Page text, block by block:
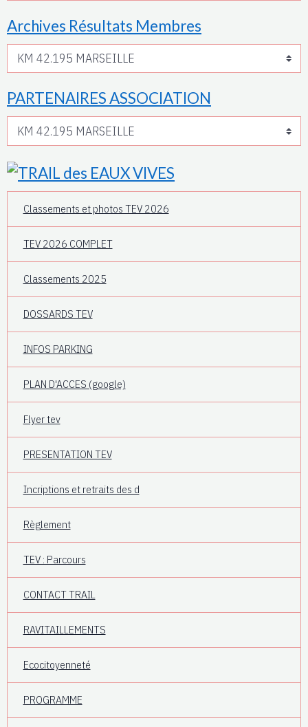
Archives Résultats Membres
PARTENAIRES ASSOCIATION
Classements et photos TEV 2026
TEV 2026 COMPLET
Classements 2025
DOSSARDS TEV
INFOS PARKING
PLAN D'ACCES (google)
Flyer tev
PRESENTATION TEV
Incriptions et retraits des d
Règlement
TEV : Parcours
CONTACT TRAIL
RAVITAILLEMENTS
Ecocitoyenneté
PROGRAMME